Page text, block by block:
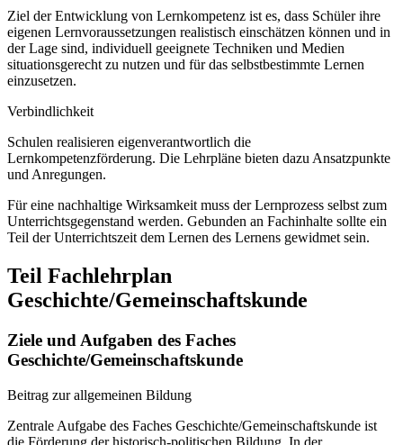
Ziel der Entwicklung von Lernkompetenz ist es, dass Schüler ihre
eigenen Lernvoraussetzungen realistisch einschätzen können und in
der Lage sind, individuell geeignete Techniken und Medien
situationsgerecht zu nutzen und für das selbstbestimmte Lernen
einzusetzen.
Verbindlichkeit
Schulen realisieren eigenverantwortlich die
Lernkompetenzförderung. Die Lehrpläne bieten dazu Ansatzpunkte
und Anregungen.
Für eine nachhaltige Wirksamkeit muss der Lernprozess selbst zum
Unterrichtsgegenstand werden. Gebunden an Fachinhalte sollte ein
Teil der Unterrichtszeit dem Lernen des Lernens gewidmet sein.
Teil Fachlehrplan
Geschichte/Gemeinschaftskunde
Ziele und Aufgaben des Faches
Geschichte/Gemeinschaftskunde
Beitrag zur allgemeinen Bildung
Zentrale Aufgabe des Faches Geschichte/Gemeinschaftskunde ist
die Förderung der historisch-politischen Bildung. In der